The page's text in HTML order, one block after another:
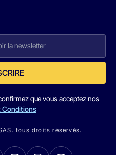
que vous acceptez nos
Conditions
tous droits réservés.